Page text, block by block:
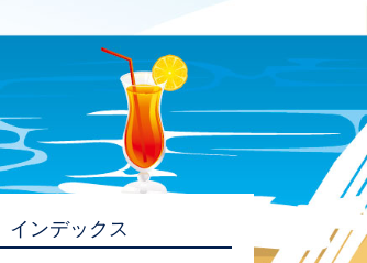
インデックス